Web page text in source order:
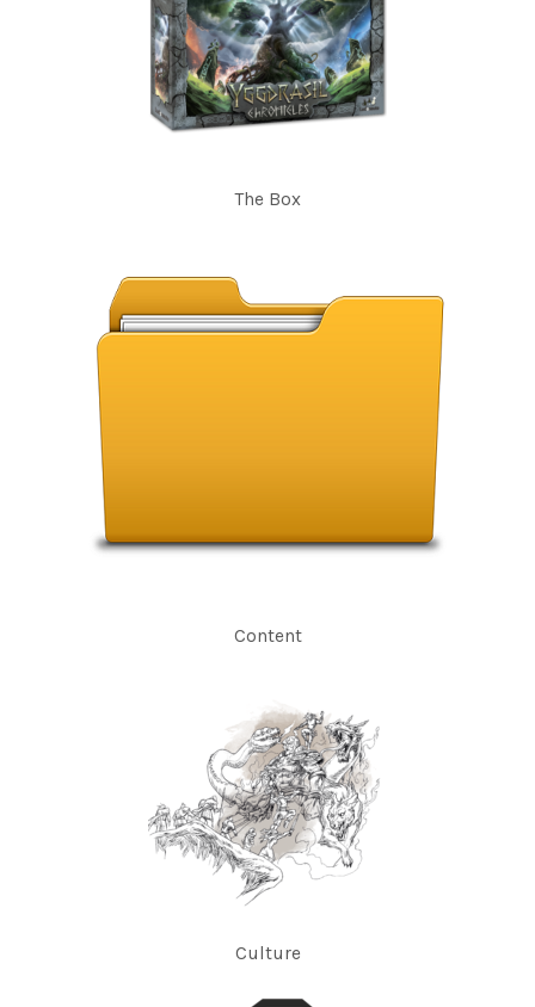
The Box
Content
Culture